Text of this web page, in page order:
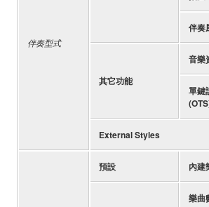
伴奏型式
伴奏
其它功能
音樂
單鍵
External Styles
預設 內建
樂曲